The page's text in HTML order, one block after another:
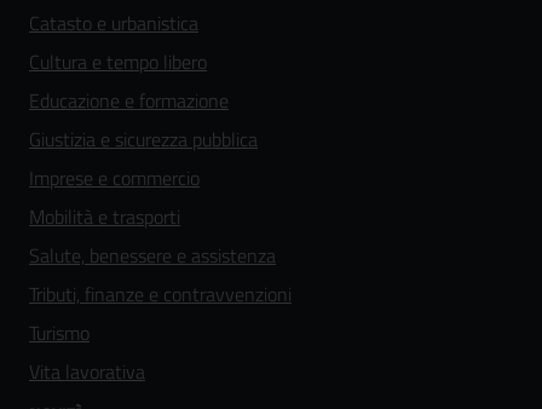
Catasto e urbanistica
Cultura e tempo libero
Educazione e formazione
Giustizia e sicurezza pubblica
Imprese e commercio
Mobilità e trasporti
Salute, benessere e assistenza
Tributi, finanze e contravvenzioni
Turismo
Vita lavorativa